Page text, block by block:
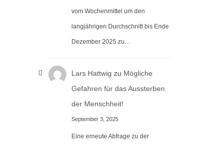
vom Wochenmittel um den
langjährigen Durchschnitt bis Ende
Dezember 2025 zu…
Lars Hattwig zu Mögliche
Gefahren für das Aussterben
der Menschheit!
September 3, 2025
Eine erneute Abfrage zu der